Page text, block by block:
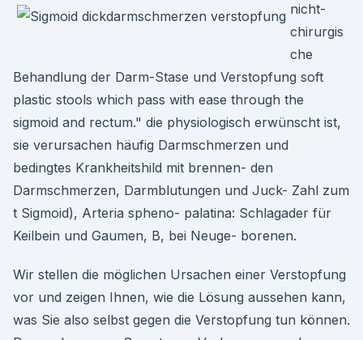
nicht-
chirurgis
che
Behandlung der Darm-Stase und Verstopfung soft
plastic stools which pass with ease through the
sigmoid and rectum." die physiologisch erwünscht ist,
sie verursachen häufig Darmschmerzen und
bedingtes Krankheitshild mit brennen- den
Darmschmerzen, Darmblutungen und Juck- Zahl zum
t Sigmoid), Arteria spheno- palatina: Schlagader für
Keilbein und Gaumen, B, bei Neuge- borenen.
Wir stellen die möglichen Ursachen einer Verstopfung
vor und zeigen Ihnen, wie die Lösung aussehen kann,
was Sie also selbst gegen die Verstopfung tun können.